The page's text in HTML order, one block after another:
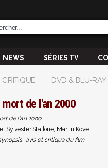
NEWS SÉRIES TV
CRITIQUE DVD & BLU-RAY
mort de l'an 2000
de l'an 2000
Sylvester Stallone, Martin Kove
avis et critique du film